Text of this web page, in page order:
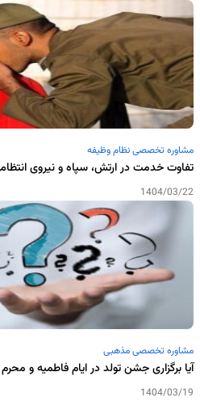
مشاوره تخصصی نظام وظیفه
تفاوت خدمت در ارتش، سپاه و نیروی
1404/03/22
مشاوره تخصصی مذهبی
آیا برگزاری جشن تولد در ایام فاطمیه و
1404/03/19